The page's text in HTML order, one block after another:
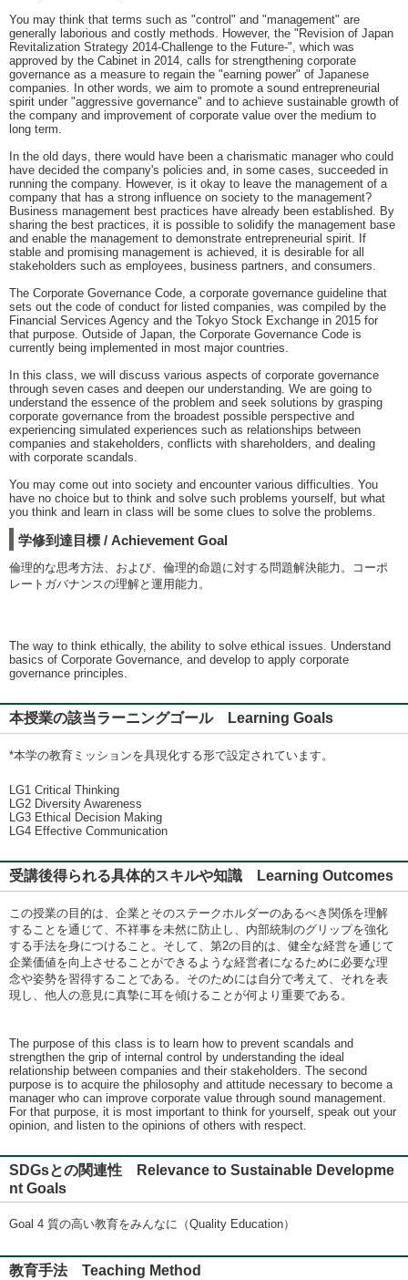
You may think that terms such as "control" and "management" are
generally laborious and costly methods. However, the "Revision of Japan
Revitalization Strategy 2014-Challenge to the Future-", which was
approved by the Cabinet in 2014, calls for strengthening corporate
governance as a measure to regain the "earning power" of Japanese
companies. In other words, we aim to promote a sound entrepreneurial
spirit under "aggressive governance" and to achieve sustainable growth of
the company and improvement of corporate value over the medium to
long term.
In the old days, there would have been a charismatic manager who could
have decided the company's policies and, in some cases, succeeded in
running the company. However, is it okay to leave the management of a
company that has a strong influence on society to the management?
Business management best practices have already been established. By
sharing the best practices, it is possible to solidify the management base
and enable the management to demonstrate entrepreneurial spirit. If
stable and promising management is achieved, it is desirable for all
stakeholders such as employees, business partners, and consumers.
The Corporate Governance Code, a corporate governance guideline that
sets out the code of conduct for listed companies, was compiled by the
Financial Services Agency and the Tokyo Stock Exchange in 2015 for
that purpose. Outside of Japan, the Corporate Governance Code is
currently being implemented in most major countries.
In this class, we will discuss various aspects of corporate governance
through seven cases and deepen our understanding. We are going to
understand the essence of the problem and seek solutions by grasping
corporate governance from the broadest possible perspective and
experiencing simulated experiences such as relationships between
companies and stakeholders, conflicts with shareholders, and dealing
with corporate scandals.
You may come out into society and encounter various difficulties. You
have no choice but to think and solve such problems yourself, but what
you think and learn in class will be some clues to solve the problems.
学修到達目標 / Achievement Goal
倫理的な思考方法、および、倫理的命題に対する問題解決能力。コーポ
レートガバナンスの理解と運用能力。
The way to think ethically, the ability to solve ethical issues. Understand
basics of Corporate Governance, and develop to apply corporate
governance principles.
本授業の該当ラーニングゴール Learning Goals
*本学の教育ミッションを具現化する形で設定されています。
LG1 Critical Thinking
LG2 Diversity Awareness
LG3 Ethical Decision Making
LG4 Effective Communication
受講後得られる具体的スキルや知識 Learning Outcomes
この授業の目的は、企業とそのステークホルダーのあるべき関係を理解
することを通じて、不祥事を未然に防止し、内部統制のグリップを強化
する手法を身につけること。そして、第2の目的は、健全な経営を通じて
企業価値を向上させることができるような経営者になるために必要な理
念や姿勢を習得することである。そのためには自分で考えて、それを表
現し、他人の意見に真摯に耳を傾けることが何より重要である。
The purpose of this class is to learn how to prevent scandals and
strengthen the grip of internal control by understanding the ideal
relationship between companies and their stakeholders. The second
purpose is to acquire the philosophy and attitude necessary to become a
manager who can improve corporate value through sound management.
For that purpose, it is most important to think for yourself, speak out your
opinion, and listen to the opinions of others with respect.
SDGsとの関連性 Relevance to Sustainable Developme
nt Goals
Goal 4 質の高い教育をみんなに（Quality Education）
教育手法 Teaching Method